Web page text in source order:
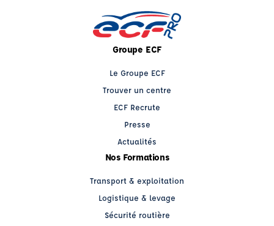
Groupe ECF
Le Groupe ECF
Trouver un centre
ECF Recrute
Presse
Actualités
Nos Formations
Transport & exploitation
Logistique & levage
Sécurité routière